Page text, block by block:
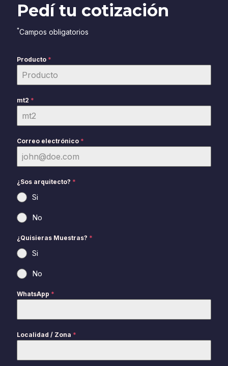
Pedí tu cotización
*Campos obligatorios
Producto *
mt2 *
Correo electrónico *
¿Sos arquitecto? *
Si
No
¿Quisieras Muestras? *
Si
No
WhatsApp *
Localidad / Zona *